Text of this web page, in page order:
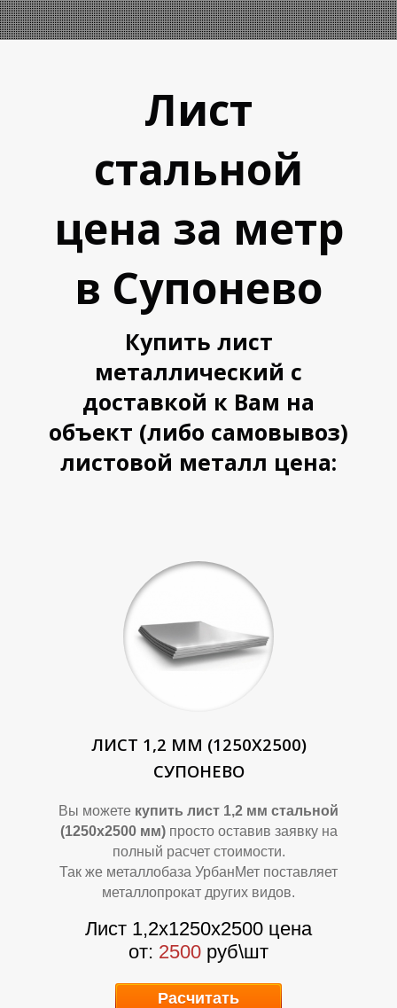
А
Л
Лист
стальной
цена за метр
в Супонево
Купить лист
металлический с
доставкой к Вам на
объект (либо самовывоз)
листовой металл цена:
ЛИСТ 1,2 ММ (1250Х2500)
СУПОНЕВО
Вы можете купить лист 1,2 мм стальной
(1250х2500 мм) просто оставив заявку на
полный расчет стоимости.
Так же металлобаза УрбанМет поставляет
металлопрокат других видов.
Лист 1,2х1250х2500 цена
от: 2500 руб\шт
Расчитать
А
Л